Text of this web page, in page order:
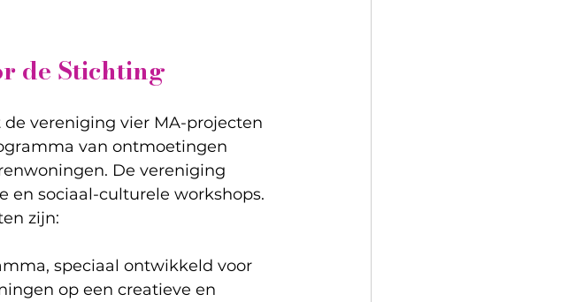
de Stichting
vereniging vier MA-projecten
van ontmoetingen
De vereniging
en sociaal-culturele workshops.
zijn:
speciaal ontwikkeld voor
op een creatieve en